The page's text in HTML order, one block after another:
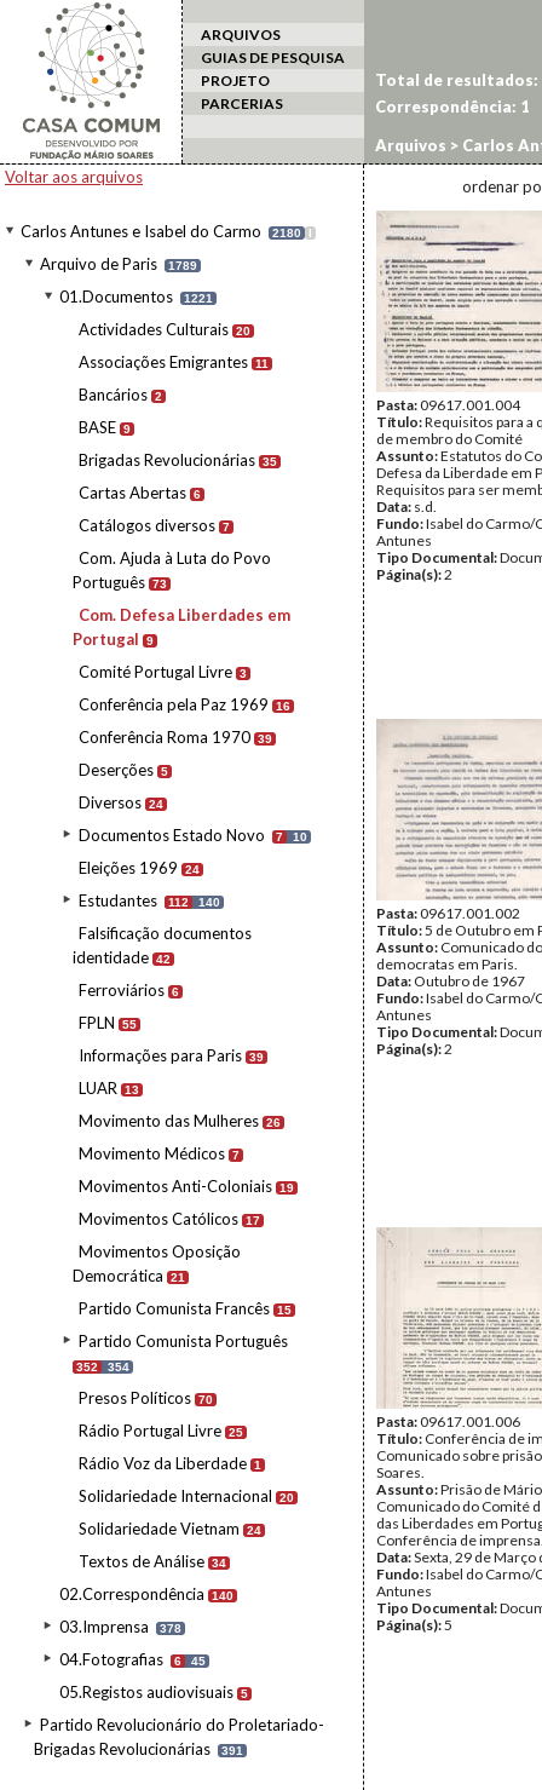
ARQUIVOS
GUIAS DE PESQUISA
PROJETO
PARCERIAS
Voltar aos arquivos
Carlos Antunes e Isabel do Carmo 2180 I
Arquivo de Paris 1789
01.Documentos 1221
Actividades Culturais 20
Associações Emigrantes 11
Bancários 2
BASE 9
Brigadas Revolucionárias 35
Cartas Abertas 6
Catálogos diversos 7
Com. Ajuda à Luta do Povo
Português 73
Com. Defesa Liberdades em
Portugal
9
Comité Portugal Livre 3
Conferência pela Paz 1969 16
Conferência Roma 1970 39
Deserções 5
Diversos 24
Documentos Estado Novo 7 10
Eleições 1969 24
Estudantes 112 140
Falsificação documentos
identidade 42
Ferroviários 6
FPLN 55
Informações para Paris 39
LUAR 13
Movimento das Mulheres 26
Movimento Médicos 7
Movimentos Anti-Coloniais 19
Movimentos Católicos 17
Movimentos Oposição
Democrática
21
Partido Comunista Francês 15
Partido Comunista Português
352 354
Presos Políticos 70
Rádio Portugal Livre 25
Rádio Voz da Liberdade 1
Solidariedade Internacional 20
Solidariedade Vietnam 24
Textos de Análise 34
02.Correspondência 140
03.Imprensa 378
04.Fotografias 6 45
05.Registos audiovisuais 5
Partido Revolucionário do Proletariado-
Brigadas Revolucionárias
391
Total de resultados:
Correspondência: 1
Arquivos > Carlos
Liberdades em
ordenar
Pasta:09617.001.004
Título:Requisitos para a
de membro do Comité
Assunto:Estatutos do
Defesa da Liberdade em
Requisitos para ser
Data: s.d.
Fundo:Isabel do Carmo/
Antunes
Tipo Documental:
Página(s):2
Pasta:09617.001.002
Título:5 de Outubro em
Assunto: Comunicado
democratas em Paris.
Data: Outubro de 1967
Fundo:Isabel do Carmo/
Antunes
Tipo Documental:
Página(s):2
Pasta:09617.001.006
Título: Conferência de
Comunicado sobre
Soares.
Assunto:Prisão de
Comunicado do Comité
das Liberdades em
Conferência de
Data:Sexta, 29 de Março
Fundo:Isabel do Carmo/
Antunes
Tipo Documental:
Página(s):5